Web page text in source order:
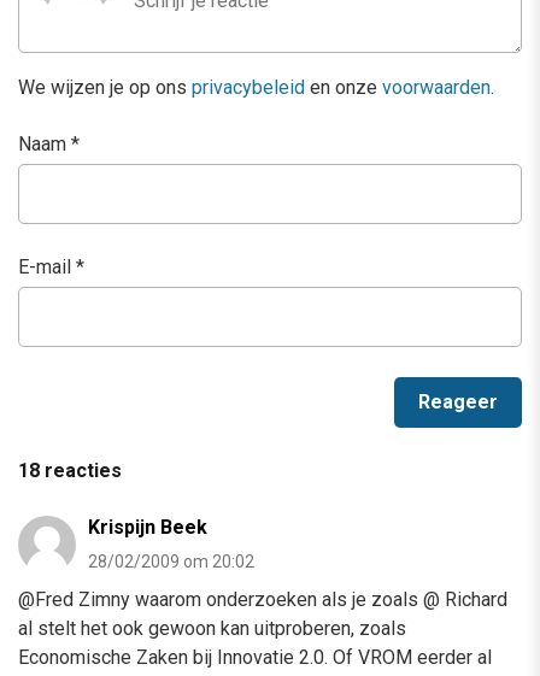
We wijzen je op ons privacybeleid en onze voorwaarden.
Naam *
E-mail *
18 reacties
Krispijn Beek
28/02/2009 om 20:02
@Fred Zimny waarom onderzoeken als je zoals @ Richard
al stelt het ook gewoon kan uitproberen, zoals
Economische Zaken bij Innovatie 2.0. Of VROM eerder al